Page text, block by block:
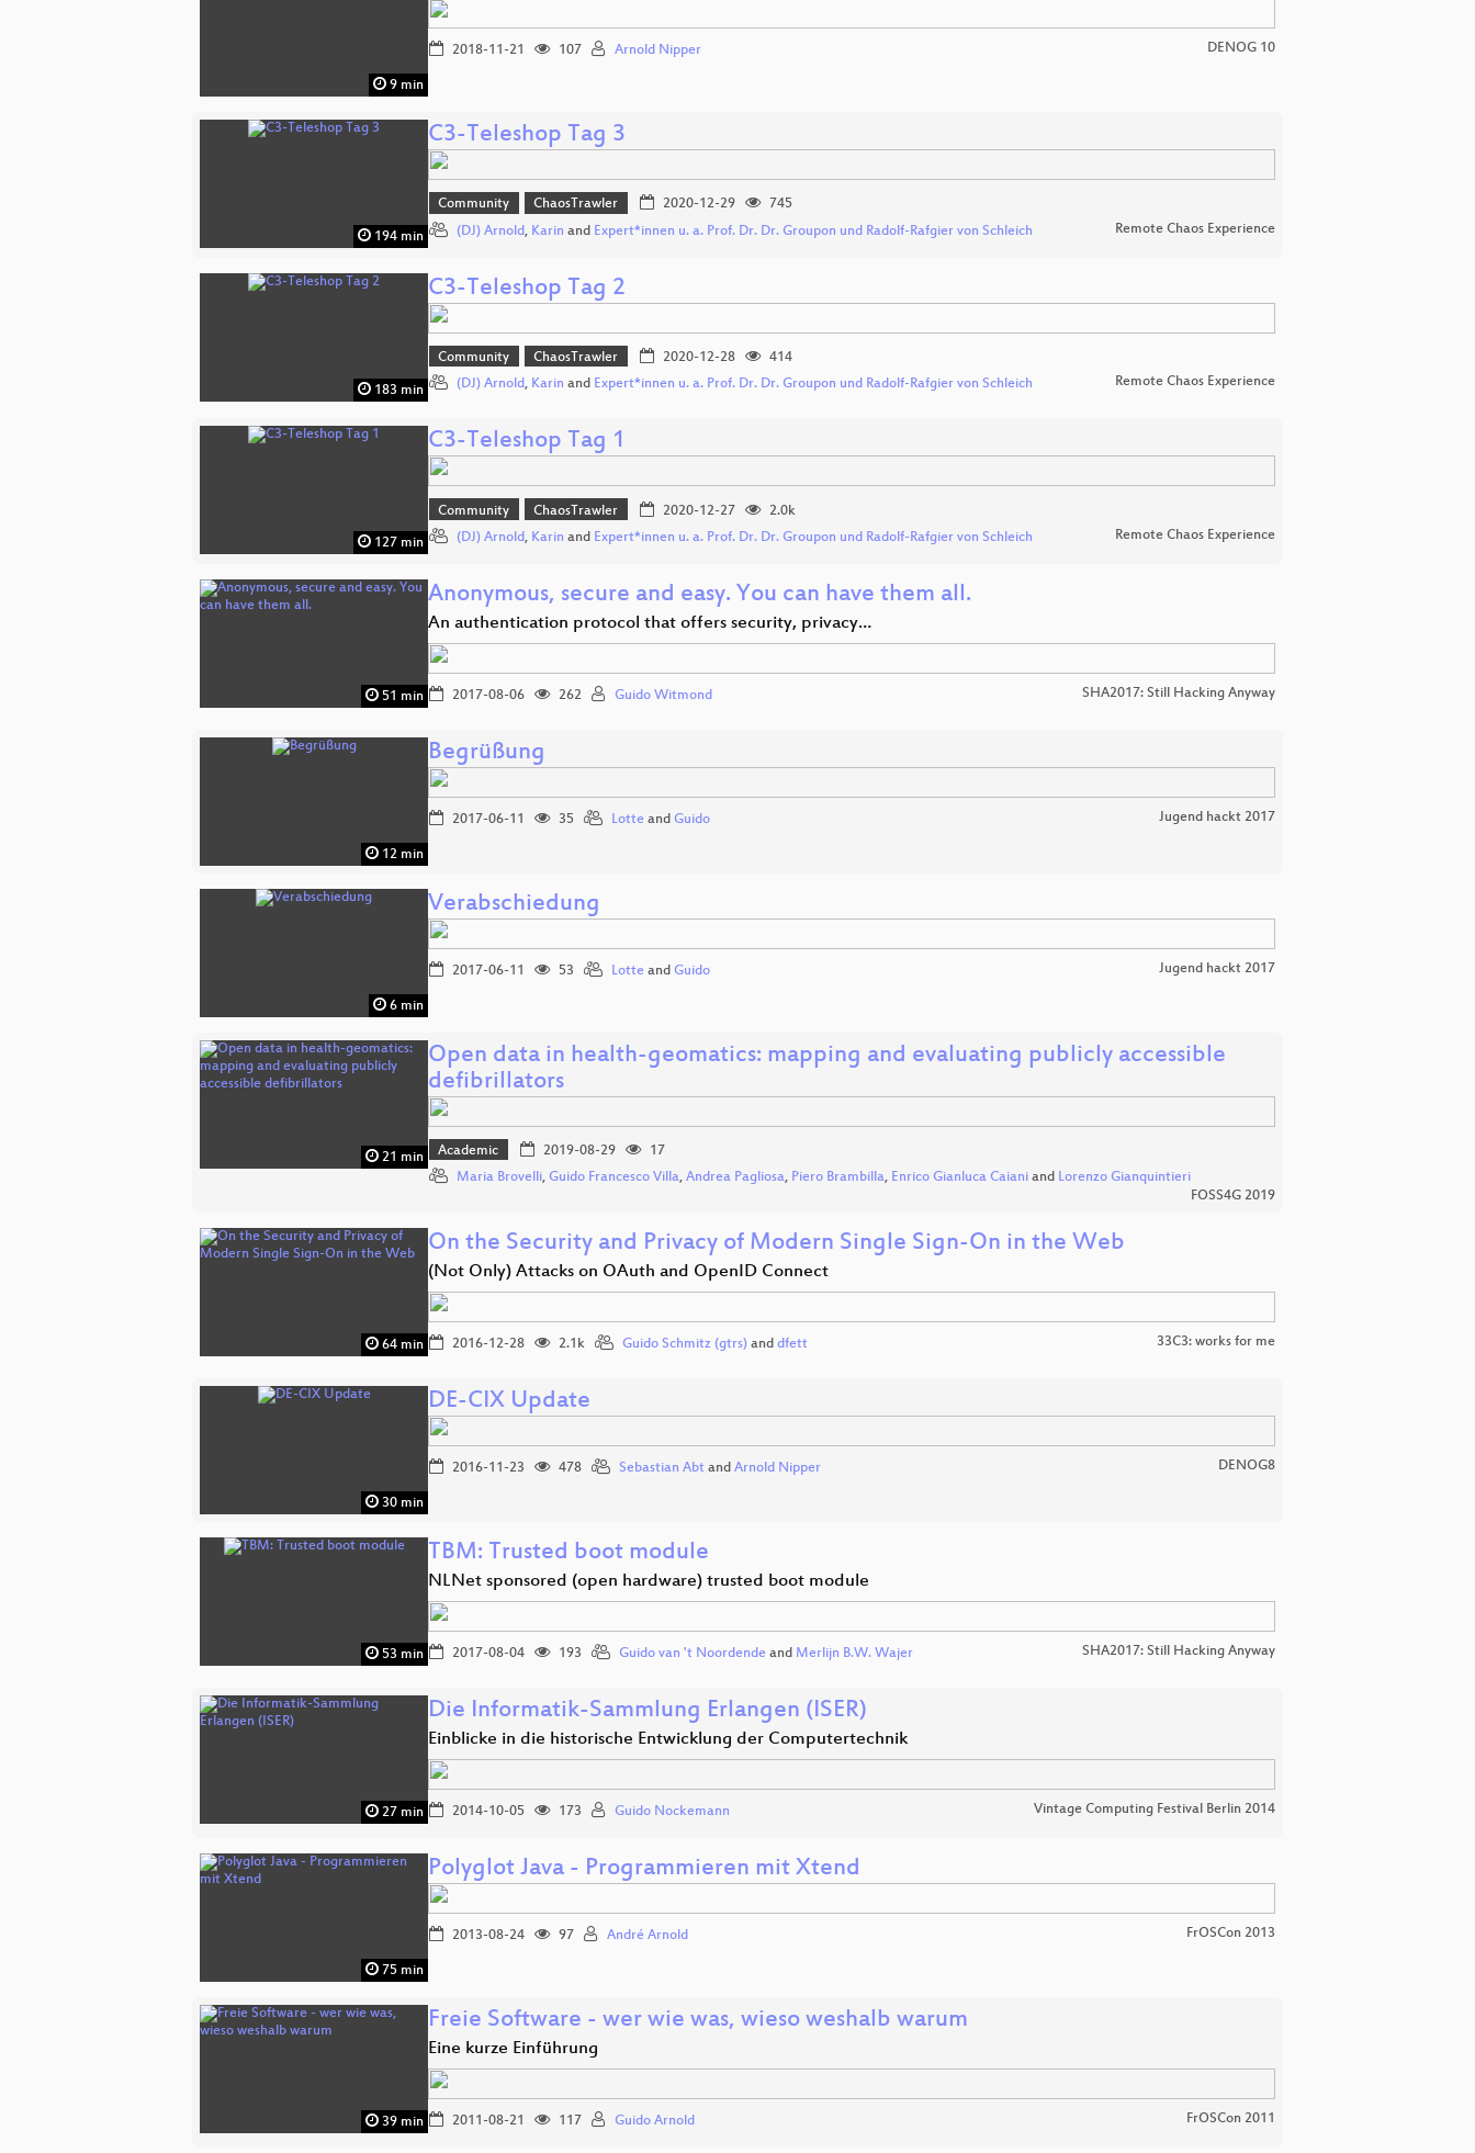
9 min
2018-11-21 107 Arnold Nipper DENOG 10
194 min
C3-Teleshop Tag 3
Community ChaosTrawler 2020-12-29
745
(DJ) Arnold, Karin and Expert*innen u. a. Prof. Dr. Dr. Groupon und Radolf-Rafgier von Schleich Remote Chaos Experience
183 min
C3-Teleshop Tag 2
Community ChaosTrawler 2020-12-28
414
(DJ) Arnold, Karin and Expert*innen u. a. Prof. Dr. Dr. Groupon und Radolf-Rafgier von Schleich Remote Chaos Experience
127 min
C3-Teleshop Tag 1
Community ChaosTrawler 2020-12-27
2.0k
(DJ) Arnold, Karin and Expert*innen u. a. Prof. Dr. Dr. Groupon und Radolf-Rafgier von Schleich Remote Chaos Experience
51 min
Anonymous, secure and easy. You can have them all.
An authentication protocol that offers security, privacy…
2017-08-06 262 Guido Witmond SHA2017: Still Hacking Anyway
12 min
Begrüßung
2017-06-11 35 Lotte and Guido Jugend hackt 2017
6 min
Verabschiedung
2017-06-11 53 Lotte and Guido Jugend hackt 2017
21 min
Open data in health-geomatics: mapping and evaluating publicly accessible
defibrillators
Academic 2019-08-29
17
Maria Brovelli, Guido Francesco Villa, Andrea Pagliosa, Piero Brambilla, Enrico Gianluca Caiani and Lorenzo Gianquintieri
FOSS4G 2019
64 min
On the Security and Privacy of Modern Single Sign-On in the Web
(Not Only) Attacks on OAuth and OpenID Connect
2016-12-28 2.1k Guido Schmitz (gtrs) and dfett 33C3: works for me
30 min
DE-CIX Update
2016-11-23 478 Sebastian Abt and Arnold Nipper DENOG8
53 min
TBM: Trusted boot module
NLNet sponsored (open hardware) trusted boot module
2017-08-04 193 Guido van 't Noordende and Merlijn B.W. Wajer SHA2017: Still Hacking Anyway
27 min
Die Informatik-Sammlung Erlangen (ISER)
Einblicke in die historische Entwicklung der Computertechnik
2014-10-05 173 Guido Nockemann Vintage Computing Festival Berlin 2014
75 min
Polyglot Java - Programmieren mit Xtend
2013-08-24 97 André Arnold FrOSCon 2013
39 min
Freie Software - wer wie was, wieso weshalb warum
Eine kurze Einführung
2011-08-21 117 Guido Arnold FrOSCon 2011